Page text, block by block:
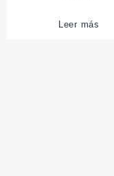
Leer más